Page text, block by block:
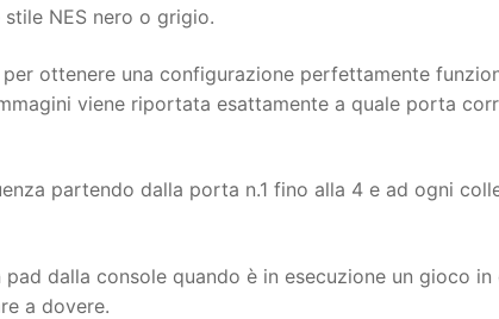
stile NES nero o grigio.
ottenere una configurazione perfettamente
viene riportata esattamente a quale porta
partendo dalla porta n.1 fino alla 4 e ad ogni
dalla console quando è in esecuzione un gioco in
a dovere.